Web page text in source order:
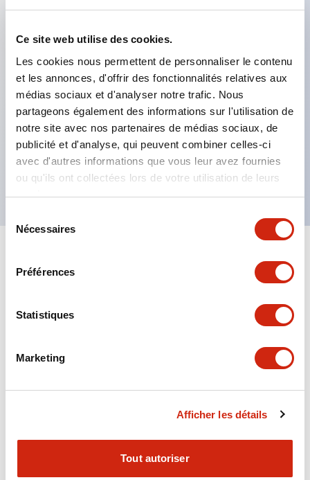
Ce site web utilise des cookies.
Les cookies nous permettent de personnaliser le contenu
et les annonces, d'offrir des fonctionnalités relatives aux
médias sociaux et d'analyser notre trafic. Nous
partageons également des informations sur l'utilisation de
notre site avec nos partenaires de médias sociaux, de
publicité et d'analyse, qui peuvent combiner celles-ci
avec d'autres informations que vous leur avez fournies
ou qu'ils ont collectées lors de votre utilisation de leurs
services.
Nécessaires
Préférences
Statistiques
Marketing
Afficher les détails
Tout autoriser
permettant une configuration à 4 contacts
contact à 11 étages), 59,9 mm (*bloc de contact à
22 étages). Conception peu encombrante
possible.
Structure de sécurité de 3e génération :
déclenchement à 2 actions, garde intégrée,
structure de protection des doigts IP20.
Tout développer+
Functional Specifications
Mounting and Installation Specifications